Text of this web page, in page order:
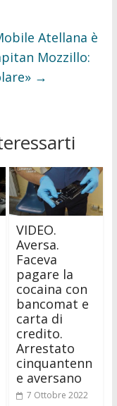
Atellana è
Mozzillo:
→
VIDEO.
Aversa.
Faceva
pagare la
cocaina con
bancomat e
carta di
credito.
Arrestato
cinquantenn
e aversano
7 Ottobre 2022